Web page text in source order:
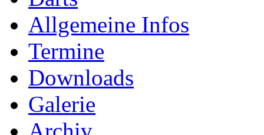
Allgemeine Infos
Termine
Downloads
Galerie